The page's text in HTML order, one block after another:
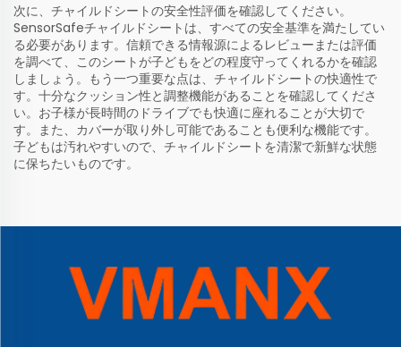
次に、チャイルドシートの安全性評価を確認してください。
SensorSafeチャイルドシートは、すべての安全基準を満たしてい
る必要があります。信頼できる情報源によるレビューまたは評価
を調べて、このシートが子どもをどの程度守ってくれるかを確認
しましょう。もう一つ重要な点は、チャイルドシートの快適性で
す。十分なクッション性と調整機能があることを確認してくださ
い。お子様が長時間のドライブでも快適に座れることが大切で
す。また、カバーが取り外し可能であることも便利な機能です。
子どもは汚れやすいので、チャイルドシートを清潔で新鮮な状態
に保ちたいものです。